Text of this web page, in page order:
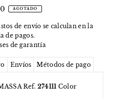
AGOTADO
de envío se calculan en la
de pagos.
de garantía
Envíos Métodos de pago
Ref. 274111 Color